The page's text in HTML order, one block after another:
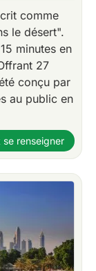
comme
le désert".
minutes en
27
conçu par
au public en
renseigner